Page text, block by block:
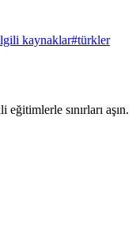
kaynaklar#türkler
sınırları aşın.